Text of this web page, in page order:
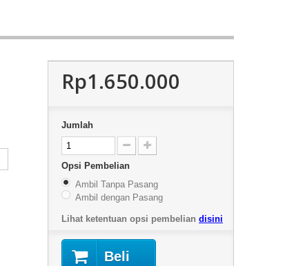
Rp1.650.000
Jumlah
Opsi Pembelian
Ambil Tanpa Pasang
Ambil dengan Pasang
Lihat ketentuan opsi pembelian disini
Beli